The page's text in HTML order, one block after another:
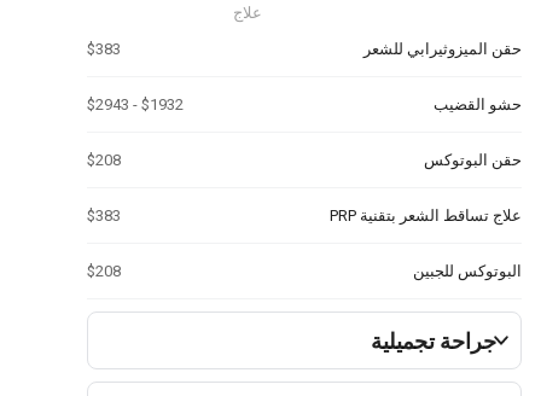
علاج
حقن الميزوثيرابي للشعر
$383
حشو القضيب $1932 - $2943
حقن البوتوكس $208
علاج تساقط الشعر بتقنية PRP $383
البوتوكس للجبين $208
جراحة تجميلية